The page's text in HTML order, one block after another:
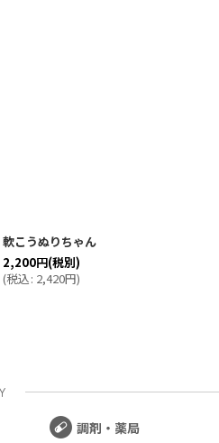
軟こうぬりちゃん
2,200円(税別)
(税込: 2,420円)
調剤・薬局